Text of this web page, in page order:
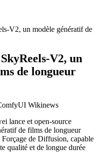
V2, un modèle génératif de
V2, un
de longueur
Wikinews
lance et open-source
de films de longueur
de Diffusion, capable
qualité et de longue durée